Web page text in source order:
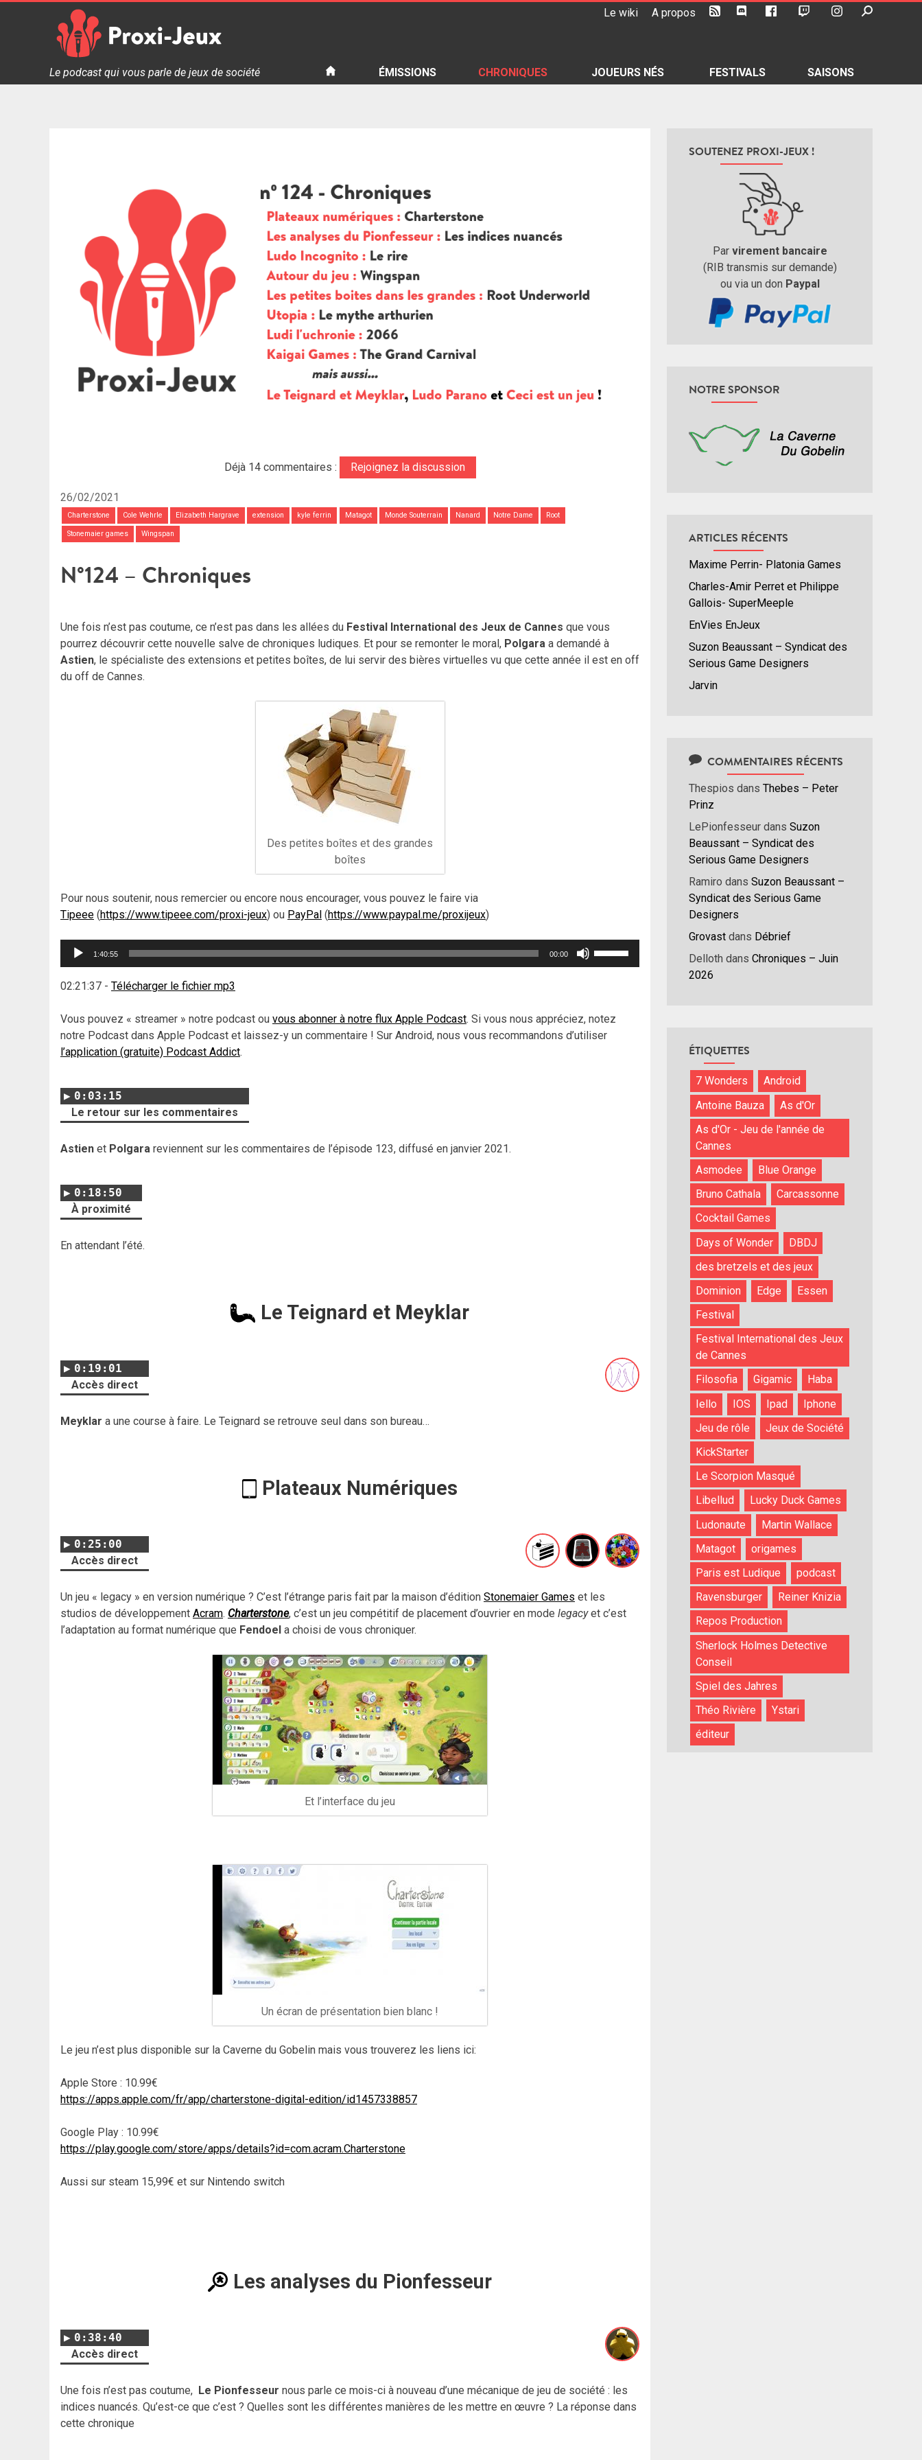
Le wiki A propos
Proxi Jeux - Le podcast qui vous parle de jeux de société
Le podcast qui vous parle de jeux de société ÉMISSIONS CHRONIQUES JOUEURS NÉS FESTIVALS SAISONS
Déjà 14 commentaires : Rejoignez la discussion
26/02/2021
Charterstone Cole Wehrle Elizabeth Hargrave extension kyle ferrin Matagot Monde Souterrain Nanard Notre Dame Root
Stonemaier games Wingspan
N°124 – Chroniques
Une fois n’est pas coutume, ce n’est pas dans les allées du Festival International des Jeux de Cannes que vous
pourrez découvrir cette nouvelle salve de chroniques ludiques. Et pour se remonter le moral, Polgara a demandé à
Astien, le spécialiste des extensions et petites boîtes, de lui servir des bières virtuelles vu que cette année il est en off
du off de Cannes.
Des petites boîtes et des grandes
boîtes
Pour nous soutenir, nous remercier ou encore nous encourager, vous pouvez le faire via
Tipeee (https://www.tipeee.com/proxi-jeux) ou PayPal (https://www.paypal.me/proxijeux)
Lecteur
1:40:55 00:00
pour
02:21:37 - Télécharger le fichier mp3
Vous pouvez « streamer » notre podcast ou vous abonner à notre flux Apple Podcast. Si vous nous appréciez, notez
notre Podcast dans Apple Podcast et laissez-y un commentaire ! Sur Android, nous vous recommandons d’utiliser
l’application (gratuite) Podcast Addict.
0:03:15
Le retour sur les commentaires
Astien et Polgara reviennent sur les commentaires de l’épisode 123, diffusé en janvier 2021.
0:18:50
À proximité
En attendant l’été.
Le Teignard et Meyklar
0:19:01
Accès direct
Meyklar a une course à faire. Le Teignard se retrouve seul dans son bureau…
Plateaux Numériques
0:25:00
Accès direct
Un jeu « legacy » en version numérique ? C’est l’étrange paris fait par la maison d’édition Stonemaier Games et les
studios de développement Acram. Charterstone, c’est un jeu compétitif de placement d’ouvrier en mode legacyet c’est
l’adaptation au format numérique que Fendoel a choisi de vous chroniquer.
Et l’interface du jeu
Un écran de présentation bien blanc !
Le jeu n’est plus disponible sur la Caverne du Gobelin mais vous trouverez les liens ici:
Apple Store : 10.99€
https://apps.apple.com/fr/app/charterstone-digital-edition/id1457338857
Google Play : 10.99€
https://play.google.com/store/apps/details?id=com.acram.Charterstone
Aussi sur steam 15,99€ et sur Nintendo switch
Les analyses du Pionfesseur
0:38:40
Accès direct
Une fois n’est pas coutume, Le Pionfesseur nous parle ce mois-ci à nouveau d’une mécanique de jeu de société : les
indices nuancés. Qu’est-ce que c’est ? Quelles sont les différentes manières de les mettre en œuvre ? La réponse dans
cette chronique
SOUTENEZ PROXI-JEUX !
Par virement bancaire
(RIB transmis sur demande)
ou via un don Paypal
NOTRE SPONSOR
ARTICLES RÉCENTS
Maxime Perrin- Platonia Games
Charles-Amir Perret et Philippe
Gallois- SuperMeeple
EnVies EnJeux
Suzon Beaussant – Syndicat des
Serious Game Designers
Jarvin
COMMENTAIRES RÉCENTS
Thespios dans Thebes – Peter
Prinz
LePionfesseur dans Suzon
Beaussant – Syndicat des
Serious Game Designers
Ramiro dans Suzon Beaussant –
Syndicat des Serious Game
Designers
Grovast dans Débrief
Delloth dans Chroniques – Juin
2026
ÉTIQUETTES
7 Wonders
Android
Antoine Bauza
As d'Or
As d'Or - Jeu de l'année de
Cannes
Asmodee
Blue Orange
Bruno Cathala
Carcassonne
Cocktail Games
Days of Wonder
DBDJ
des bretzels et des jeux
Dominion
Edge
Essen
Festival
Festival International des Jeux
de Cannes
Filosofia
Gigamic
Haba
Iello
IOS Ipad
Iphone
Jeu de rôle
Jeux de Société
KickStarter
Le Scorpion Masqué
Libellud
Lucky Duck Games
Ludonaute
Martin Wallace
Matagot
origames
Paris est Ludique
podcast
Ravensburger
Reiner Knizia
Repos Production
Sherlock Holmes Detective
Conseil
Spiel des Jahres
Théo Rivière
Ystari
éditeur